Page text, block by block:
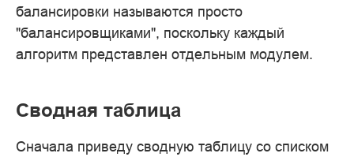
балансировки называются просто
"балансировщиками", поскольку каждый
алгоритм представлен отдельным модулем.
Сводная таблица
Сначала приведу сводную таблицу со списком